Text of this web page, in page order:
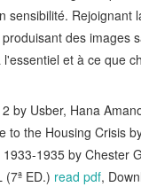
Rejoignant
des images
et à ce que
by Usber, Hana
the Housing Crisis
1935 by Chester
(7ª ED.) read pdf,